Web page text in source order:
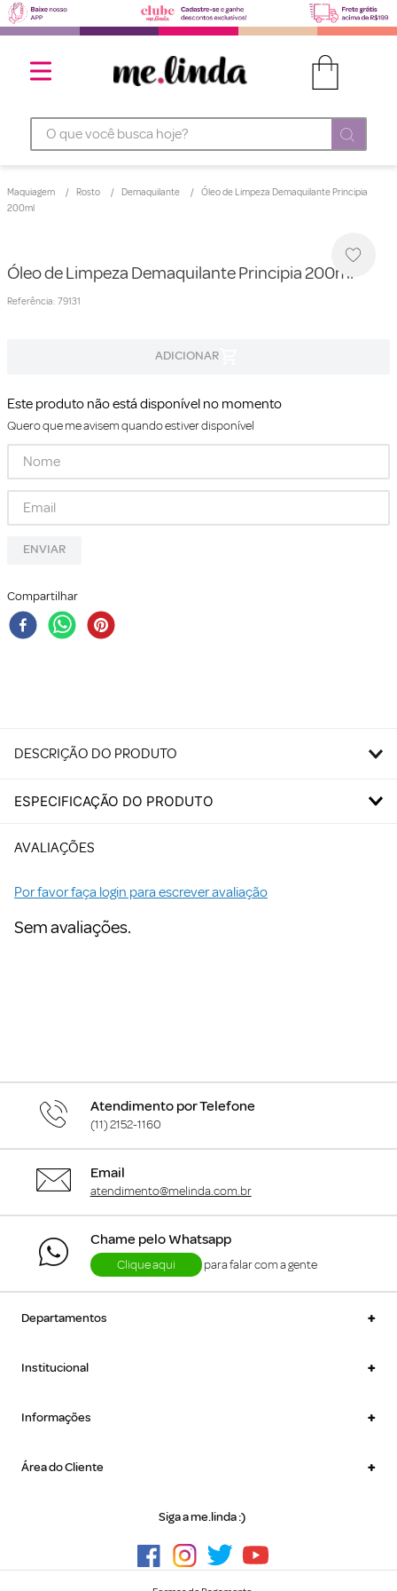
O que você busca hoje?
Maquiagem Rosto Demaquilante
Óleo de Limpeza Demaquilante Principia
200ml
Óleo de Limpeza Demaquilante Principia 200ml
Referência: 79131
Este produto não está disponível no momento
Quero que me avisem quando estiver disponível
ENVIAR
Compartilhar
DESCRIÇÃO DO PRODUTO
ESPECIFICAÇÃO DO PRODUTO
AVALIAÇÕES
Por favor faça login para escrever avaliação
Sem avaliações.
Atendimento por Telefone
(11) 2152-1160
Email
atendimento@melinda.com.br
Chame pelo Whatsapp
Clique aqui para falar com a gente
Departamentos +
Institucional +
Informações +
Área do Cliente +
Siga a me.linda :)